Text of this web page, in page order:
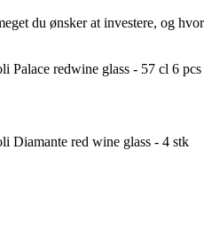
du ønsker at investere, og hvor
Palace redwine glass - 57 cl 6 pcs
Diamante red wine glass - 4 stk